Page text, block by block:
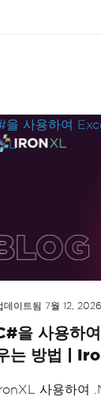
데이트됨 7월 12, 2026
을 사용하
는 방법 |
사용하여